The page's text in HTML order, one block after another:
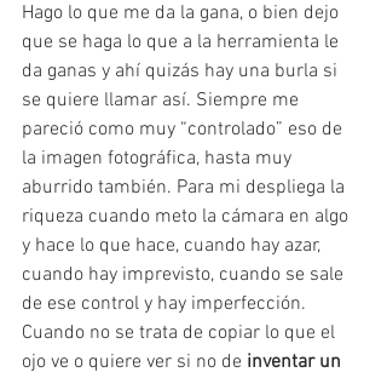
Hago lo que me da la gana, o bien dejo
que se haga lo que a la herramienta le
da ganas y ahí quizás hay una burla si
se quiere llamar así. Siempre me
pareció como muy “controlado” eso de
la imagen fotográfica, hasta muy
aburrido también. Para mi despliega la
riqueza cuando meto la cámara en algo
y hace lo que hace, cuando hay azar,
cuando hay imprevisto, cuando se sale
de ese control y hay imperfección.
Cuando no se trata de copiar lo que el
ojo ve o quiere ver si no de inventar un